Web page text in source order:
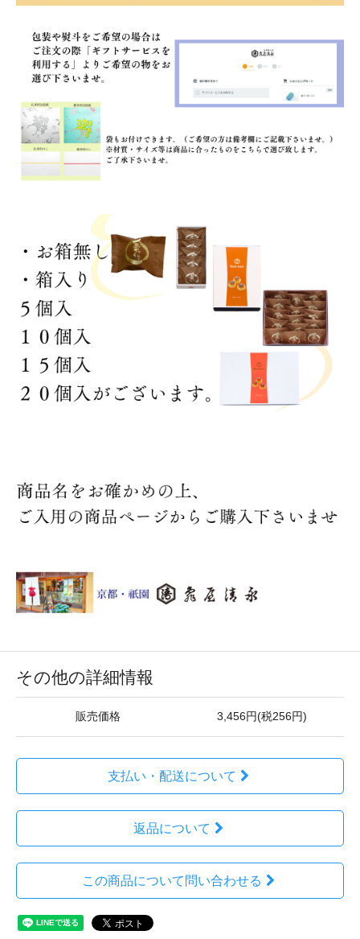
その他の詳細情報
販売価格 3,456円(税256円)
支払い・配送について
返品について
この商品について問い合わせる